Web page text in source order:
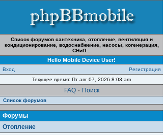
Список форумов сантехника, отопление, вентиляция и
кондиционирование, водоснабжение, насосы, когенерация,
СНиП...
Hello Mobile Device User!
Вход
Регистрация
Текущее время: Пт авг 07, 2026 8:03 am
FAQ · Поиск
Список форумов
Форумы
Отопление